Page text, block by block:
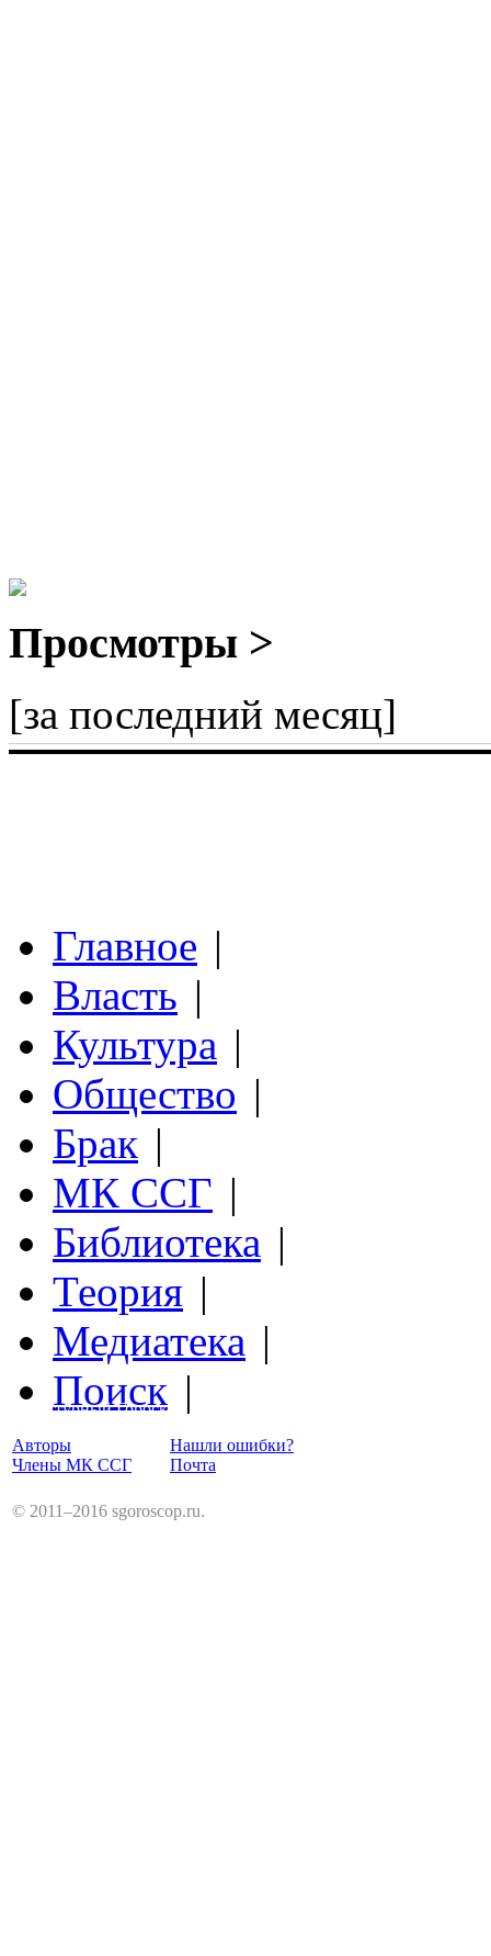
Просмотры >
[за последний месяц]
Главное |
Власть |
Культура |
Общество |
Брак |
МК ССГ |
Библиотека |
Теория |
Медиатека |
Поиск |
Структурный Гороскоп
Авторы
Члены МК ССГ
Нашли ошибки?
Почта
© 2011–2016 sgoroscop.ru.